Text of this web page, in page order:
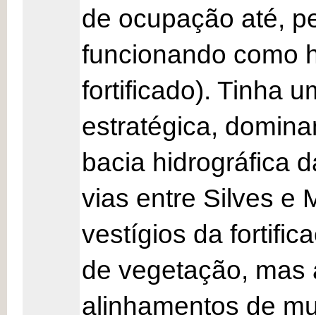
de ocupação até,
funcionando como
fortificado). Tinha
estratégica,
bacia hidrográfica
vias entre Silves e
vestígios da
de vegetação,
alinhamentos de